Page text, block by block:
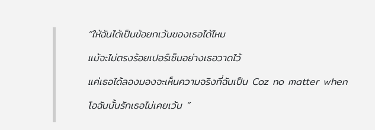
“ให้ฉันได้เป็นข้อยกเว้นของเธอได้ไหม
แม้จะไม่ตรงร้อยเปอร์เซ็นอย่างเธอวาดไว้
แค่เธอได้ลองมองจะเห็นความจริงที่ฉันเป็น Coz no matter when
โอฉันนั้นรักเธอไม่เคยเว้น ”